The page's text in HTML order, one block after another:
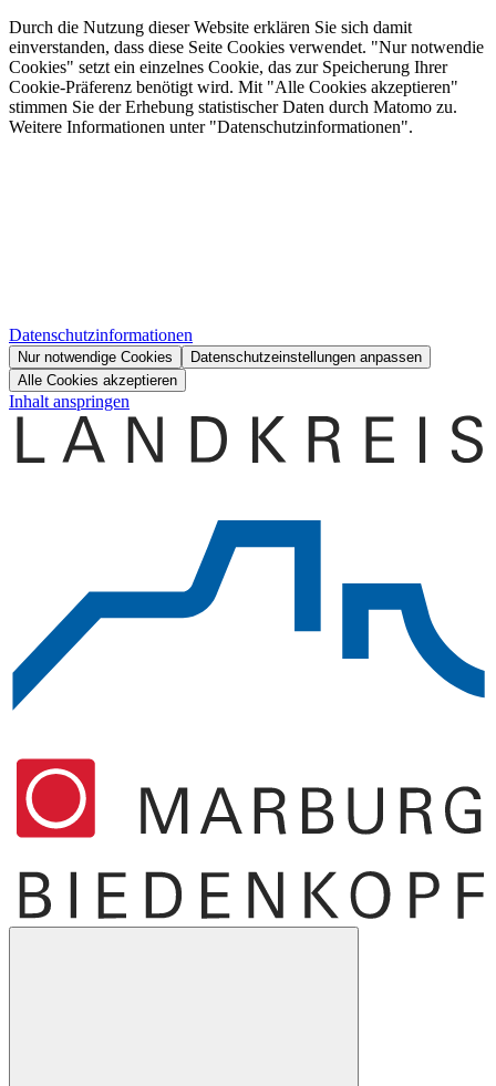
Durch die Nutzung dieser Website erklären Sie sich damit
einverstanden, dass diese Seite Cookies verwendet. "Nur notwendie
Cookies" setzt ein einzelnes Cookie, das zur Speicherung Ihrer
Cookie-Präferenz benötigt wird. Mit "Alle Cookies akzeptieren"
stimmen Sie der Erhebung statistischer Daten durch Matomo zu.
Weitere Informationen unter "Datenschutzinformationen".
Datenschutzinformationen
Nur notwendige Cookies
Datenschutzeinstellungen anpassen
Alle Cookies akzeptieren
Inhalt anspringen